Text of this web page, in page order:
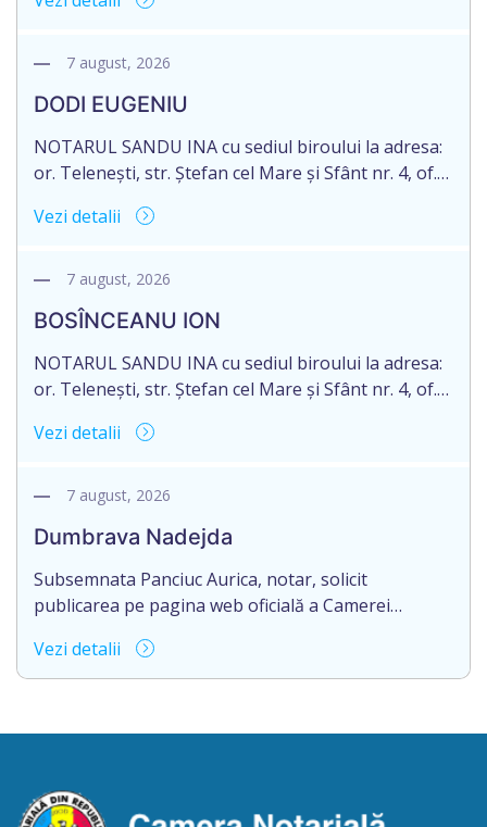
în urma decesului cet. TULBURI GHEORGHE,
decedat/ă la 16 mai 2026. Eliberarea certificatului de
de 16.05.2027 termenul de opțiune pentru
acceptarea […]
7 august, 2026
DODI EUGENIU
NOTARUL SANDU INA cu sediul biroului la adresa:
or. Telenești, str. Ștefan cel Mare și Sfânt nr. 4, of.
succesorale în urma decesului cet. DODI EUGENIU,
2003035009604, decedat/ă la data de 12.01.2026
/doisprezece ianuarie anul două mii douăzeci și
șase/. Eliberarea certificatului de moștenitor este
[…]
Vezi detalii
7 august, 2026
BOSÎNCEANU ION
NOTARUL SANDU INA cu sediul biroului la adresa:
or. Telenești, str. Ștefan cel Mare și Sfânt nr. 4, of.
succesorale în urma decesului cet. BOSÎNCEANU
0991201351317, decedat/ă la data de 15.05.2021
Eliberarea certificatului de moștenitor este […]
Vezi detalii
7 august, 2026
Dumbrava Nadejda
Subsemnata Panciuc Aurica, notar, solicit
publicarea pe pagina web oficială a Camerei
deschiderea procedurii succesorale cu următorul
conținut: Informație privind deschiderea procedurii
biroului la adresa: R.Moldova, or.Sîngerei,
procedurii succesorale în urma decesului
cet.Dumbrava Nadejda, cetățeană moldoveană, a.n.
Vezi detalii